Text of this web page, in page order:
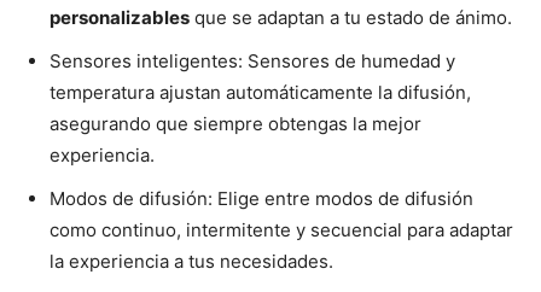
personalizables que se adaptan a tu estado de ánimo.
Sensores inteligentes: Sensores de humedad y
temperatura ajustan automáticamente la difusión,
asegurando que siempre obtengas la mejor
experiencia.
Modos de difusión: Elige entre modos de difusión
como continuo, intermitente y secuencial para adaptar
la experiencia a tus necesidades.